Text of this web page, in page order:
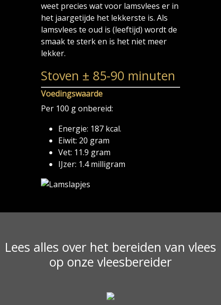
weet precies wat voor lamsvlees er in
het jaargetijde het lekkerste is. Als
lamsvlees te oud is (leeftijd) wordt de
smaak te sterk en is het niet meer
lekker.
Stoven ± 85-90 minuten
Voedingswaarde
Per 100 g onbereid:
Energie: 187 kcal.
Eiwit: 20 gram
Vet: 11.9 gram
IJzer: 1.4 milligram
Lees alles over het bereiden van vlees
op onze vleesbereider